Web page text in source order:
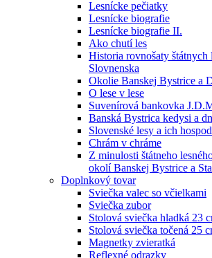
Lesnícke pečiatky
Lesnícke biografie
Lesnícke biografie II.
Ako chutí les
Historia rovnošaty štátnych
Slovnenska
Okolie Banskej Bystrice a
O lese v lese
Suvenírová bankovka
Banská Bystrica kedysi a
Slovenské lesy a ich
Chrám v chráme
Z minulosti štátneho
okolí Banskej Bystrice a
Doplnkový tovar
Sviečka valec so včielkami
Sviečka zubor
Stolová sviečka hladká 23
Stolová sviečka točená 25
Magnetky zvieratká
Reflexné odrazky